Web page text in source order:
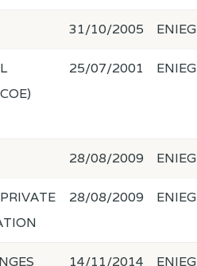
31/10/2005 ENIEG
25/07/2001 ENIEG
28/08/2009 ENIEG
28/08/2009 ENIEG
14/11/2014 ENIEG